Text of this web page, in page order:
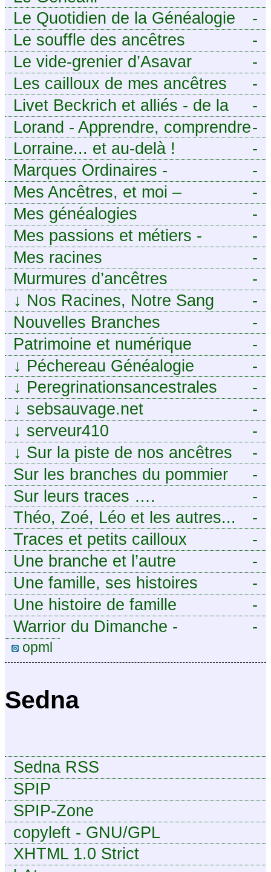
-
Le Quotidien de la Généalogie
-
Le souffle des ancêtres
-
Le vide-grenier d’Asavar
-
Les cailloux de mes ancêtres
-
Livet Beckrich et alliés - de la
généalogie à l’écriture.
-
Lorand - Apprendre, comprendre
et transmettre pour exister.
(Descartes)
-
Lorraine... et au-delà !
-
Marques Ordinaires -
Généalogie de Moselle et
d’ailleurs
-
Mes Ancêtres, et moi –
Découvrez mes aïeux en Ille-et-
Vilaine et ailleurs
-
Mes généalogies
-
Mes passions et métiers -
Généalogie et Tir à l’Arc
-
Mes racines
-
Murmures d’ancêtres
-
↓ Nos Racines, Notre Sang
-
Nouvelles Branches
-
Patrimoine et numérique
-
↓ Péchereau Généalogie
-
↓ Peregrinationsancestrales
-
↓ sebsauvage.net
-
↓ serveur410
-
↓ Sur la piste de nos ancêtres
en Périgord.
-
Sur les branches du pommier
-
Sur leurs traces ….
-
Théo, Zoé, Léo et les autres...
-
Traces et petits cailloux
-
Une branche et l’autre
-
Une famille, ses histoires
-
Une histoire de famille
-
Warrior du Dimanche -
Publication à caractère
intermittent, approximatif et
opml
Sedna
Sedna RSS
SPIP
SPIP-Zone
copyleft - GNU/GPL
XHTML 1.0 Strict